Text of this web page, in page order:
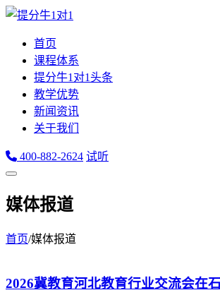
首页
课程体系
提分牛1对1头条
教学优势
新闻资讯
关于我们
400-882-2624 试听
媒体报道
首页/媒体报道
2026冀教育河北教育行业交流会在